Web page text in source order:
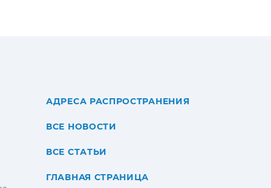
АДРЕСА РАСПРОСТРАНЕНИЯ
ВСЕ НОВОСТИ
ВСЕ СТАТЬИ
ГЛАВНАЯ СТРАНИЦА